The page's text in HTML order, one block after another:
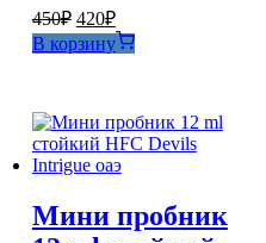
450₽ Первоначальная
цена
составляла
420₽Текущая
цена:
420₽.
В корзину
Мини пробник